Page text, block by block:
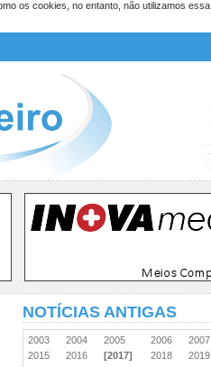
os cookies, no entanto, não utilizamos
NOTÍCIAS ANTIGAS
2003 2004 2005 2006
2015
2016 [2017] 2018